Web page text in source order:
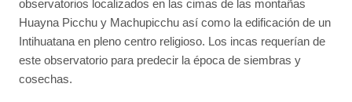
observatorios localizados en las cimas de las montañas
Huayna Picchu y Machupicchu así como la edificación de un
Intihuatana en pleno centro religioso. Los incas requerían de
este observatorio para predecir la época de siembras y
cosechas.